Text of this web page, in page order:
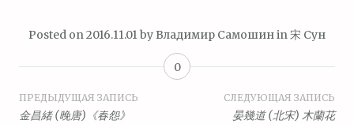
Posted on 2016.11.01 by Владимир Самошинin 宋 Сун
0
Навигация
ПРЕДЫДУЩАЯ ЗАПИСЬ
金昌緒 (晚唐)《春怨》
СЛЕДУЮЩАЯ ЗАПИСЬ
晏幾道 (北宋) 木蘭花